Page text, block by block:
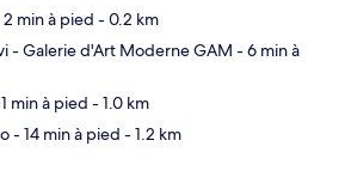
min à pied - 0.2 km
- Galerie d'Art Moderne GAM - 6 min à
min à pied - 1.0 km
- 14 min à pied - 1.2 km